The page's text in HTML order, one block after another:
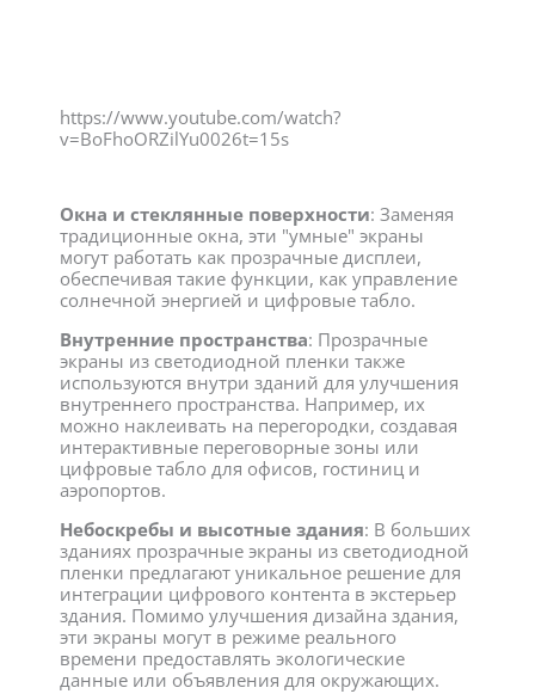
https://www.youtube.com/watch?
v=BoFhoORZilYu0026t=15s
Окна и стеклянные поверхности: Заменяя
традиционные окна, эти "умные" экраны
могут работать как прозрачные дисплеи,
обеспечивая такие функции, как управление
солнечной энергией и цифровые табло.
Внутренние пространства: Прозрачные
экраны из светодиодной пленки также
используются внутри зданий для улучшения
внутреннего пространства. Например, их
можно наклеивать на перегородки, создавая
интерактивные переговорные зоны или
цифровые табло для офисов, гостиниц и
аэропортов.
Небоскребы и высотные здания: В больших
зданиях прозрачные экраны из светодиодной
пленки предлагают уникальное решение для
интеграции цифрового контента в экстерьер
здания. Помимо улучшения дизайна здания,
эти экраны могут в режиме реального
времени предоставлять экологические
данные или объявления для окружающих.